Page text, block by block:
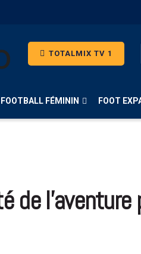
TOTALMIX TV 1
FOOTBALL FÉMININ FOOT
l’aventure